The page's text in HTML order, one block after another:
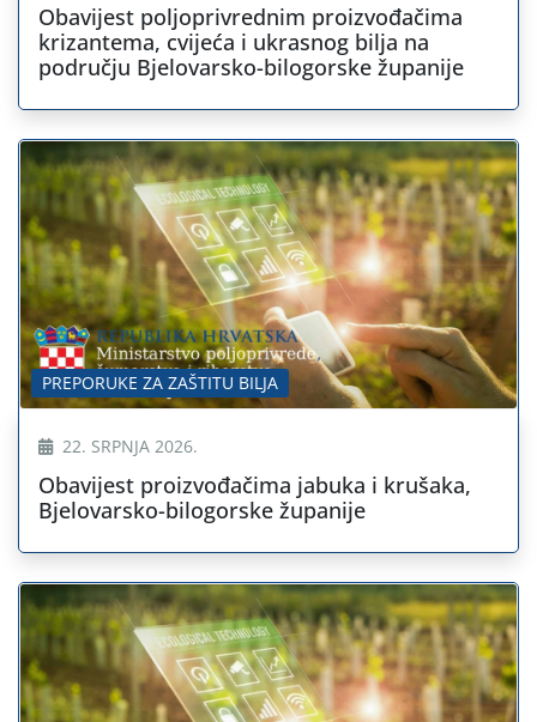
Obavijest poljoprivrednim proizvođačima
krizantema, cvijeća i ukrasnog bilja na
području Bjelovarsko-bilogorske županije
PREPORUKE ZA ZAŠTITU BILJA
22. SRPNJA 2026.
Obavijest proizvođačima jabuka i krušaka,
Bjelovarsko-bilogorske županije